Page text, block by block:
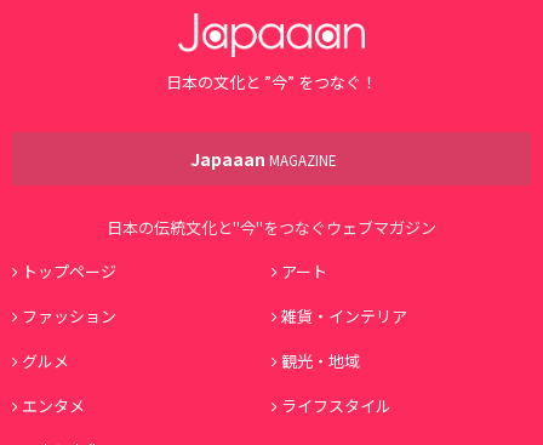
日本の文化と ”今” をつなぐ！
Japaaan MAGAZINE
日本の伝統文化と"今"をつなぐウェブマガジン
トップページ
アート
ファッション
雑貨・インテリア
グルメ
観光・地域
エンタメ
ライフスタイル